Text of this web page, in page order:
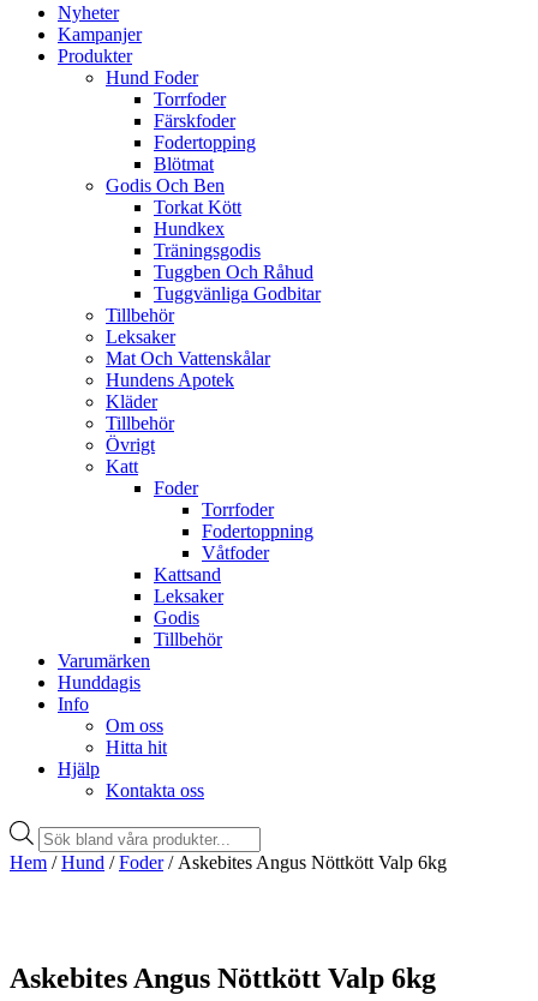
Nyheter
Kampanjer
Produkter
Hund Foder
Torrfoder
Färskfoder
Fodertopping
Blötmat
Godis Och Ben
Torkat Kött
Hundkex
Träningsgodis
Tuggben Och Råhud
Tuggvänliga Godbitar
Tillbehör
Leksaker
Mat Och Vattenskålar
Hundens Apotek
Kläder
Tillbehör
Övrigt
Katt
Foder
Torrfoder
Fodertoppning
Våtfoder
Kattsand
Leksaker
Godis
Tillbehör
Varumärken
Hunddagis
Info
Om oss
Hitta hit
Hjälp
Kontakta oss
Products
search
Hem /Hund /Foder/ Askebites Angus Nöttkött Valp 6kg
Askebites Angus Nöttkött Valp 6kg